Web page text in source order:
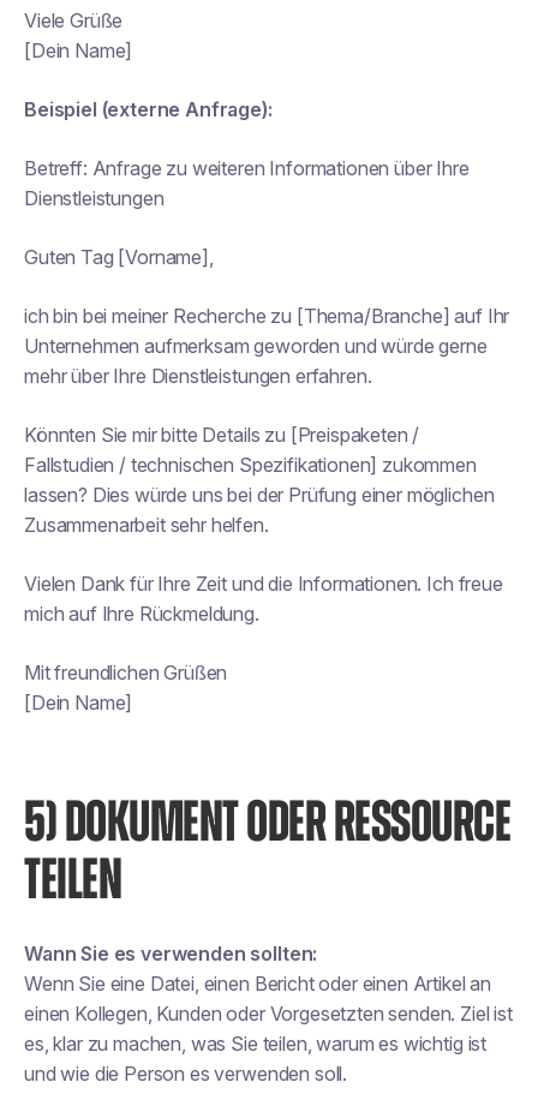
Viele Grüße
[Dein Name]
Beispiel (externe Anfrage):
Betreff: Anfrage zu weiteren Informationen über Ihre
Dienstleistungen
Guten Tag [Vorname],
ich bin bei meiner Recherche zu [Thema/Branche] auf Ihr
Unternehmen aufmerksam geworden und würde gerne
mehr über Ihre Dienstleistungen erfahren.
Könnten Sie mir bitte Details zu [Preispaketen /
Fallstudien / technischen Spezifikationen] zukommen
lassen? Dies würde uns bei der Prüfung einer möglichen
Zusammenarbeit sehr helfen.
Vielen Dank für Ihre Zeit und die Informationen. Ich freue
mich auf Ihre Rückmeldung.
Mit freundlichen Grüßen
[Dein Name]
5) DOKUMENT ODER RESSOURCE
TEILEN
Wann Sie es verwenden sollten:
Wenn Sie eine Datei, einen Bericht oder einen Artikel an
einen Kollegen, Kunden oder Vorgesetzten senden. Ziel ist
es, klar zu machen, was Sie teilen, warum es wichtig ist
und wie die Person es verwenden soll.